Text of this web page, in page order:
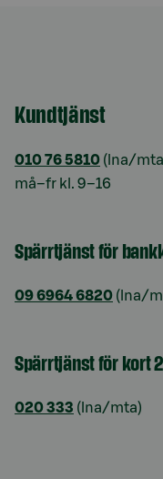
Kundtjänst
010 76 5810 (lna/
må–fr kl. 9–16
Spärrtjänst för
09 6964 6820 (lna/
Spärrtjänst för kort
020 333 (lna/mta)